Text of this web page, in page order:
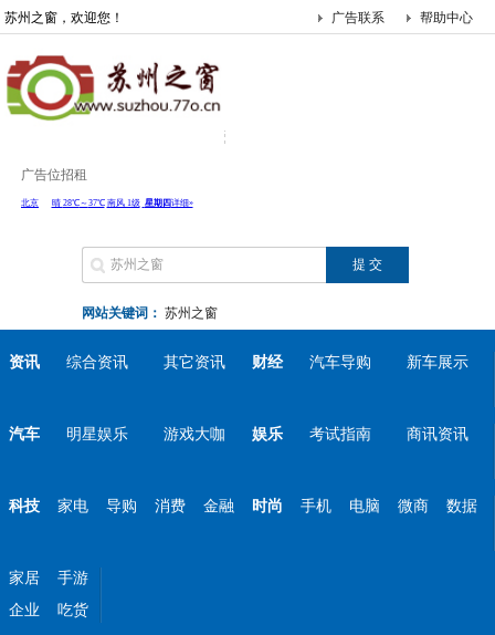
苏州之窗，欢迎您！ 帮助中心
广告联系
广告位招租
网站关键词： 苏州之窗
资讯 综合资讯 其它资讯 财经 汽车导购 新车展示
汽车 明星娱乐 游戏大咖 娱乐 考试指南 商讯资讯
科技 家电 导购 消费 金融 时尚 手机 电脑 微商 数据
家居
手游
企业
吃货